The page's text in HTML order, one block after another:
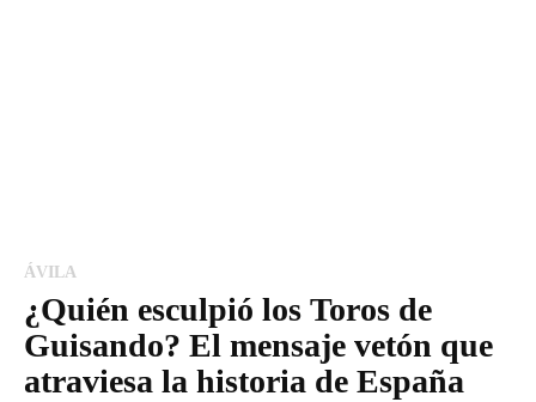
ÁVILA
¿Quién esculpió los Toros de
Guisando? El mensaje vetón que
atraviesa la historia de España